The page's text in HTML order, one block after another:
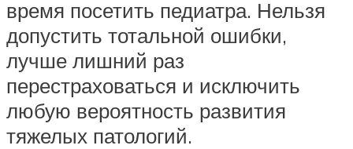
время посетить педиатра. Нельзя
допустить тотальной ошибки,
лучше лишний раз
перестраховаться и исключить
любую вероятность развития
тяжелых патологий.